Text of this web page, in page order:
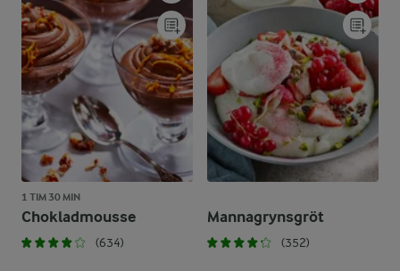
1 TIM 30 MIN
Chokladmousse
(634)
Mannagrynsgröt
(352)